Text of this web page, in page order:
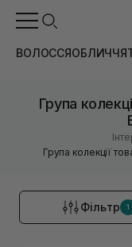
ВОЛОССЯОБЛИЧЧЯ
Група
Група колекції
Фільтр 1